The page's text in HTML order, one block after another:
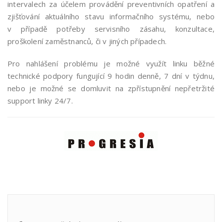
intervalech za účelem provádění preventivních opatření a
zjišťování aktuálního stavu informačního systému, nebo
v případě potřeby servisního zásahu, konzultace,
proškolení zaměstnanců, či v jiných případech.
Pro nahlášení problému je možné využít linku běžné
technické podpory fungující 9 hodin denně, 7 dní v týdnu,
nebo je možné se domluvit na zpřístupnění nepřetržité
support linky 24/7.